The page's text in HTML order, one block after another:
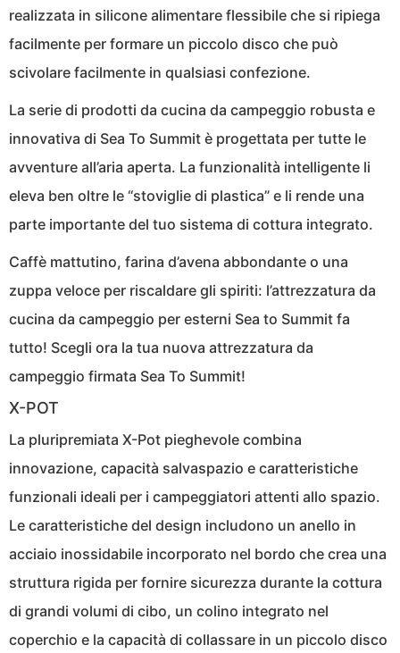
realizzata in silicone alimentare flessibile che si ripiega
facilmente per formare un piccolo disco che può
scivolare facilmente in qualsiasi confezione.
La serie di prodotti da cucina da campeggio robusta e
innovativa di Sea To Summit è progettata per tutte le
avventure all’aria aperta. La funzionalità intelligente li
eleva ben oltre le “stoviglie di plastica” e li rende una
parte importante del tuo sistema di cottura integrato.
Caffè mattutino, farina d’avena abbondante o una
zuppa veloce per riscaldare gli spiriti: l’attrezzatura da
cucina da campeggio per esterni Sea to Summit fa
tutto! Scegli ora la tua nuova attrezzatura da
campeggio firmata Sea To Summit!
X-POT
La pluripremiata X-Pot pieghevole combina
innovazione, capacità salvaspazio e caratteristiche
funzionali ideali per i campeggiatori attenti allo spazio.
Le caratteristiche del design includono un anello in
acciaio inossidabile incorporato nel bordo che crea una
struttura rigida per fornire sicurezza durante la cottura
di grandi volumi di cibo, un colino integrato nel
coperchio e la capacità di collassare in un piccolo disco